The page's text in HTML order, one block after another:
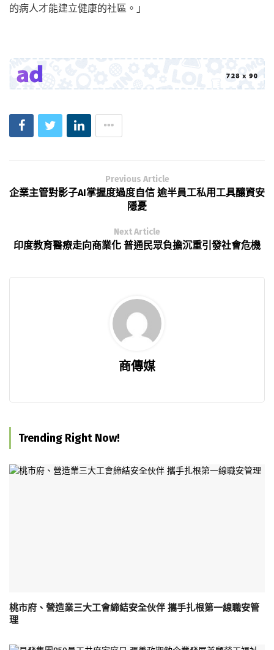
的病人才能建立健康的社區。」
Previous Article
企業主管對影子AI掌握度過度自信 逾半員工私用工具釀資安
隱憂
Next Article
印度教育醫療走向商業化 普通民眾負擔沉重引發社會危機
商傳媒
Trending Right Now!
桃市府、營造業三大工會締結安全伙伴 攜手扎根第一線職安管
理